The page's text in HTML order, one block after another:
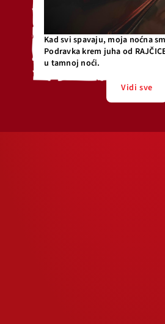
Kad svi spavaju, moja noćna
Podravka krem juha od
u tamnoj noći.
Vidi sve